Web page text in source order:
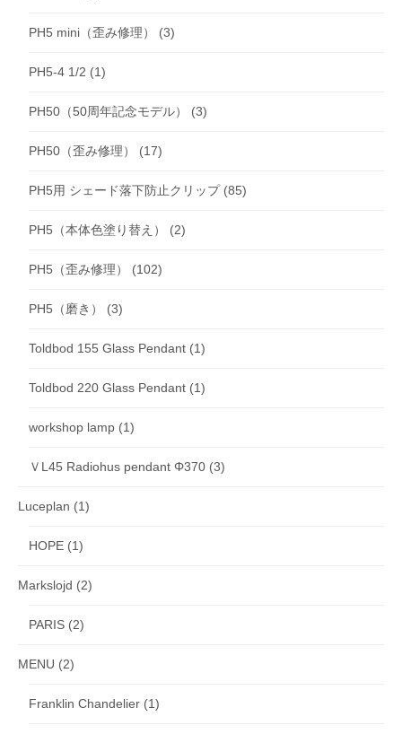
PH5 mini（歪み修理） (3)
PH5-4 1/2 (1)
PH50（50周年記念モデル） (3)
PH50（歪み修理） (17)
PH5用 シェード落下防止クリップ(85)
PH5（本体色塗り替え） (2)
PH5（歪み修理） (102)
PH5（磨き） (3)
Toldbod 155 Glass Pendant (1)
Toldbod 220 Glass Pendant (1)
workshop lamp (1)
ＶL45 Radiohus pendant Φ370 (3)
Luceplan (1)
HOPE (1)
Markslojd (2)
PARIS (2)
MENU (2)
Franklin Chandelier (1)